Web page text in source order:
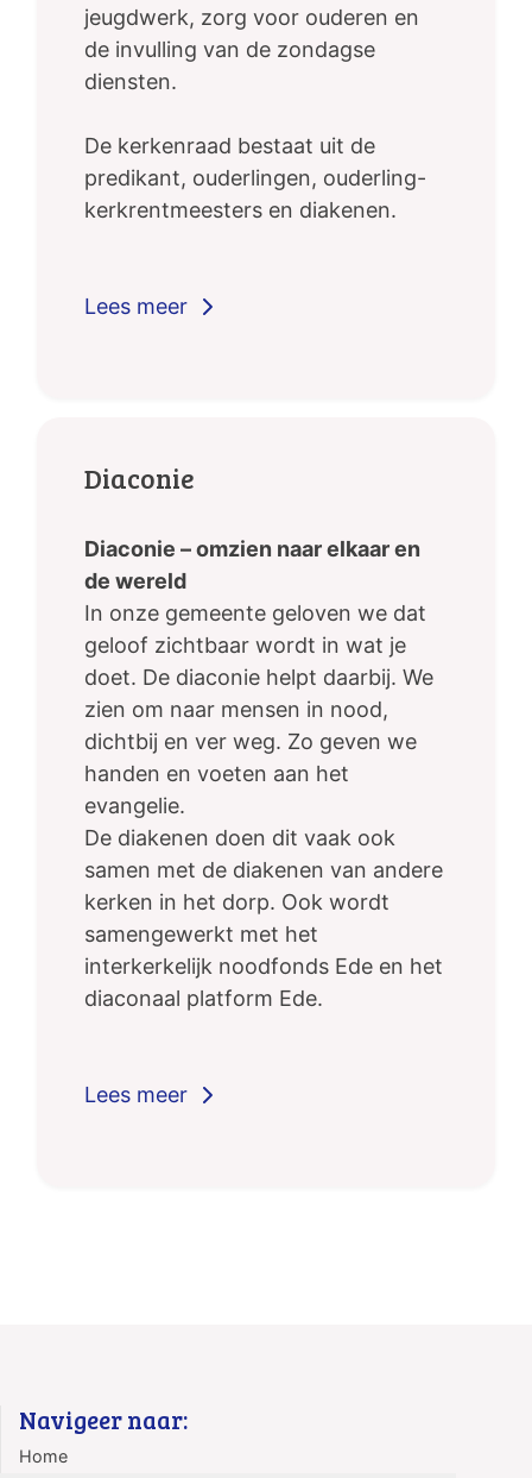
jeugdwerk, zorg voor ouderen en
de invulling van de zondagse
diensten.
De kerkenraad bestaat uit de
predikant, ouderlingen, ouderling-
kerkrentmeesters en diakenen.
Diaconie
Diaconie – omzien naar elkaar en
de wereld
In onze gemeente geloven we dat
geloof zichtbaar wordt in wat je
doet. De diaconie helpt daarbij. We
zien om naar mensen in nood,
dichtbij en ver weg. Zo geven we
handen en voeten aan het
evangelie.
De diakenen doen dit vaak ook
samen met de diakenen van andere
kerken in het dorp. Ook wordt
samengewerkt met het
interkerkelijk noodfonds Ede en het
diaconaal platform Ede.
Navigeer naar:
Home